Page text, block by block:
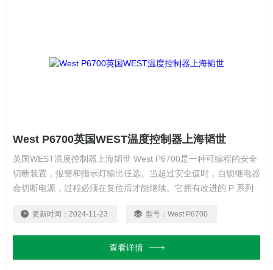
West P6700英国WEST温度控制器上海韬世
英国WEST温度控制器上海韬世 West P6700是一种可编程的安全
切断装置，报警和指示灯输出任选。当超过安全值时，自锁继电器
会切断电源，过程必须在复位后才能继续。它拥有改进的 P 系列
更新时间： 2024-11-23 型号： West P6700
查看详情